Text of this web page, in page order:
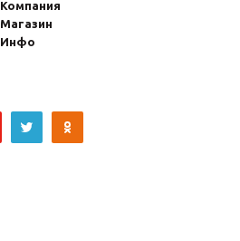
Компания
Магазин
Инфо